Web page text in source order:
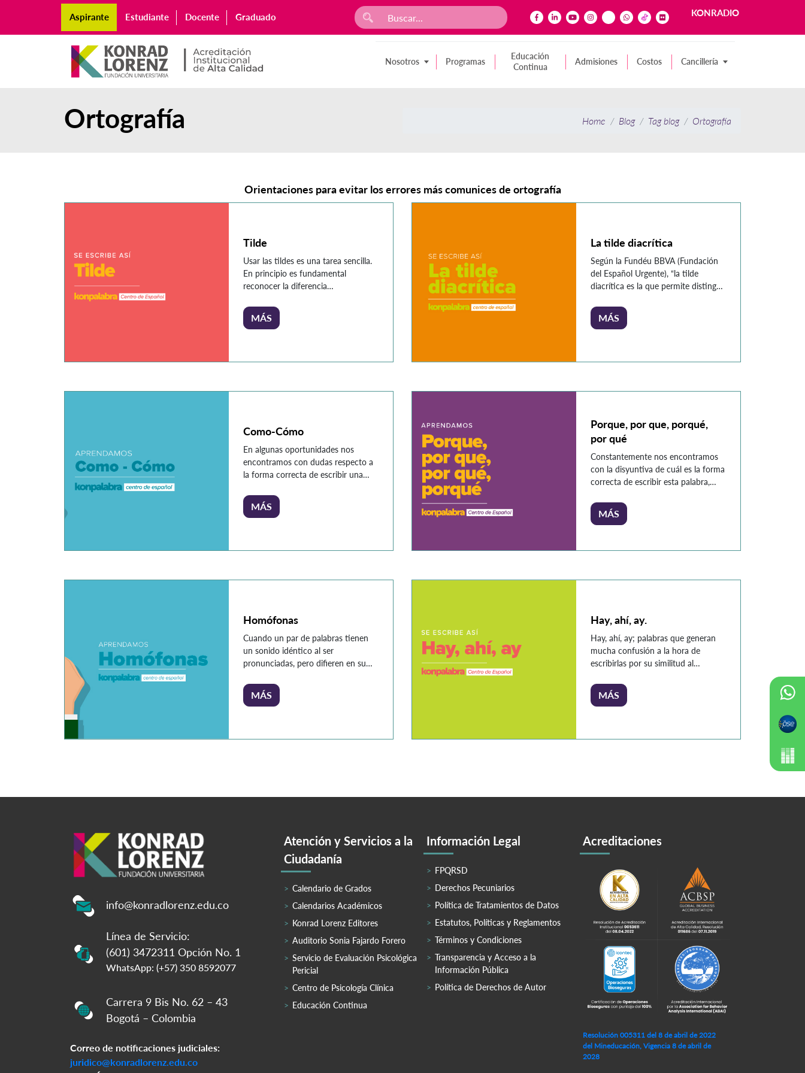
Aspirante Estudiante Docente Graduado KONRADIO
Nosotros Programas
Educación
Continua
Admisiones Costos Cancillería
Ortografía Home Blog Tag blog Ortografía
Orientaciones para evitar los errores más comunices de ortografía
Tilde
Usar las tildes es una tarea sencilla.
En principio es fundamental
reconocer la diferencia
creemos que el acento es la tilde,
pero en realidad el acento es la
decir, todas las palabras (sin
MÁS
La tilde diacrítica
Según la Fundéu BBVA (Fundación
del Español Urgente), “la tilde
diacrítica es la que permite distinguir
que tienen significados distintos y
presentan diferente pronunciación”
primera se refiere a una infusión
MÁS
Como-Cómo
En algunas oportunidades nos
encontramos con dudas respecto a
la forma correcta de escribir una
se desprenden de palabras que en
oportunidades llevan tilde y en otras
continuación, veremos cuando se
MÁS
Porque, por que, porqué,
por qué
Constantemente nos encontramos
con la disyuntiva de cuál es la forma
correcta de escribir esta palabra,
son dos, y lo único que logramos
con la reflexión es mayor confusión.
MÁS
Homófonas
Cuando un par de palabras tienen
un sonido idéntico al ser
pronunciadas, pero difieren en su
nombre de homófonas. A
continuación se dan algunos
abría la puerta del colegio todas las
MÁS
Hay, ahí, ay.
Hay, ahí, ay; palabras que generan
mucha confusión a la hora de
escribirlas por su similitud al
significados y utilidades son
totalmente diferentes, por lo que
diferencias: HAY Se utiliza cuando
MÁS
info@konradlorenz.edu.co
Línea de Servicio:
(601) 3472311 Opción No. 1
WhatsApp: (+57) 350 8592077
Carrera 9 Bis No. 62 – 43
Bogotá – Colombia
Correo de notificaciones judiciales:
juridico@konradlorenz.edu.co
Atención y Servicios a la
Ciudadanía
Calendario de Grados
Calendarios Académicos
Konrad Lorenz Editores
Auditorio Sonia Fajardo Forero
Servicio de Evaluación Psicológica
Pericial
Centro de Psicología Clínica
Educación Continua
Información Legal
FPQRSD
Derechos Pecuniarios
Política de Tratamientos de Datos
Estatutos, Políticas y Reglamentos
Términos y Condiciones
Transparencia y Acceso a la
Información Pública
Política de Derechos de Autor
Acreditaciones
Resolución 005311 del 8 de abril de 2022
del Mineducación, Vigencia 8 de abril de
2028